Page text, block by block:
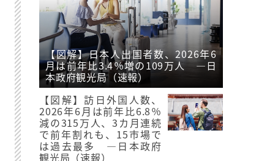
【図解】日本人出国者数、2026年6
月は前年比3.4％増の109万人 ―日
本政府観光局（速報）
【図解】訪日外国人数、
2026年6月は前年比6.8％
減の315万人、3カ月連続
で前年割れも、15市場で
は過去最多 ―日本政府
観光局（速報）